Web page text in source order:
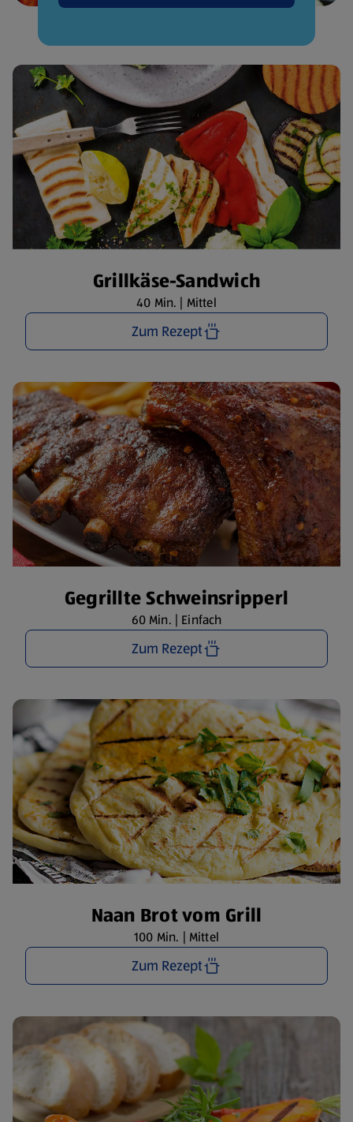
Grillkäse-Sandwich
40 Min. | Mittel
Zum Rezept
Gegrillte Schweinsripperl
60 Min. | Einfach
Zum Rezept
Naan Brot vom Grill
100 Min. | Mittel
Zum Rezept